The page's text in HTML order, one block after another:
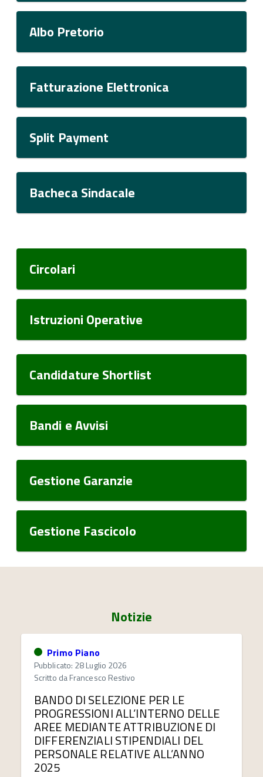
Albo Pretorio
Fatturazione Elettronica
Split Payment
Bacheca Sindacale
Circolari
Istruzioni Operative
Candidature Shortlist
Bandi e Avvisi
Gestione Garanzie
Gestione Fascicolo
Notizie
Primo Piano
Pubblicato: 28 Luglio 2026
Scritto daFrancesco Restivo
BANDO DI SELEZIONE PER LE
PROGRESSIONI ALL’INTERNO DELLE
AREE MEDIANTE ATTRIBUZIONE DI
DIFFERENZIALI STIPENDIALI DEL
PERSONALE RELATIVE ALL’ANNO
2025